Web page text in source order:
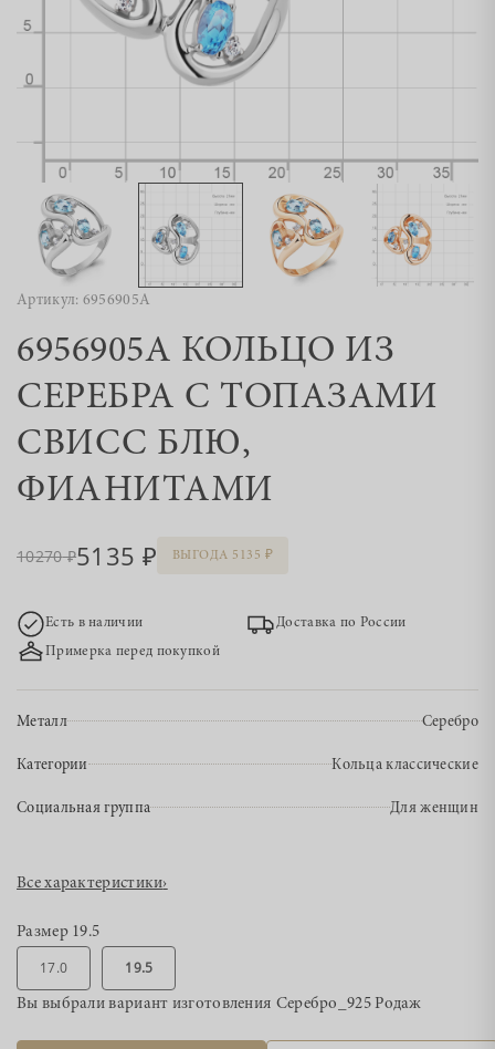
Артикул: 6956905А
6956905А КОЛЬЦО ИЗ
СЕРЕБРА С ТОПАЗАМИ
СВИСС БЛЮ,
ФИАНИТАМИ
10270 5135 ВЫГОДА 5135
Есть в наличии
Доставка по России
Примерка перед покупкой
Металл Серебро
Категории Кольца классические
Социальная группа Для женщин
Все характеристики›
Размер 19.5
17.0 19.5
Вы выбрали вариант изготовления Серебро_925 Родаж